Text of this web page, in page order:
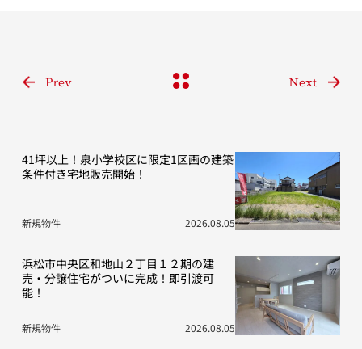
Prev Next
41坪以上！泉小学校区に限定1区画の建築
条件付き宅地販売開始！
新規物件 2026.08.05
浜松市中央区和地山２丁目１２期の建
売・分譲住宅がついに完成！即引渡可
能！
新規物件 2026.08.05